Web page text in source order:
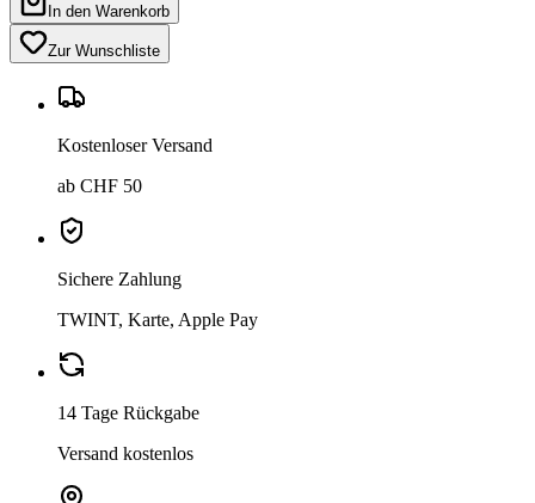
In den Warenkorb
Zur Wunschliste
Kostenloser Versand
ab CHF 50
Sichere Zahlung
TWINT, Karte, Apple Pay
14 Tage Rückgabe
Versand kostenlos